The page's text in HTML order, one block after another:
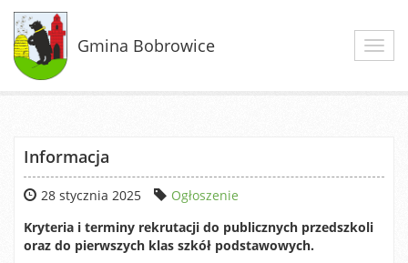
Gmina Bobrowice
Informacja
28 stycznia 2025
Ogłoszenie
Kryteria i terminy rekrutacji do publicznych przedszkoli
oraz do pierwszych klas szkół podstawowych.